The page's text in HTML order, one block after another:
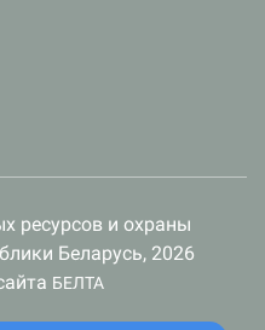
ресурсов и охраны
Беларусь, 2026
БЕЛТА